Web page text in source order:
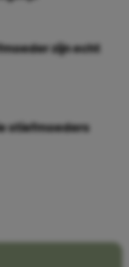
zijn echt
stiefmoeders